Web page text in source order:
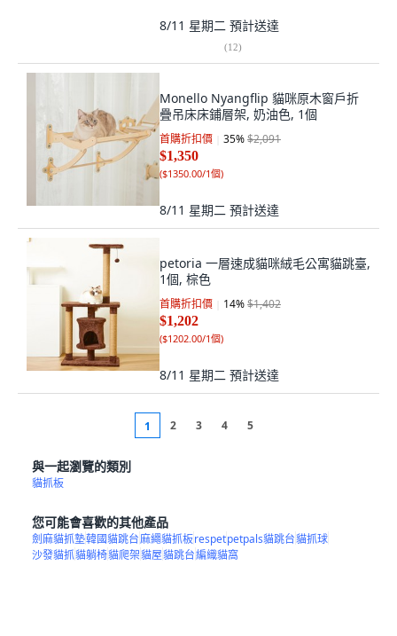
8/11 星期二 預計送達
(12)
Monello Nyangflip 貓咪原木窗戶折
疊吊床床鋪層架, 奶油色, 1個
首購折扣價 35%$2,091
$1,350
($1350.00/1個)
8/11 星期二 預計送達
petoria 一層速成貓咪絨毛公寓貓跳臺,
1個, 棕色
首購折扣價 14%$1,402
$1,202
($1202.00/1個)
8/11 星期二 預計送達
1 2 3 4 5
與一起瀏覽的類別
貓抓板
您可能會喜歡的其他產品
劍麻貓抓墊韓國貓跳台麻繩貓抓板respetpetpals貓跳台貓抓球
沙發貓抓貓躺椅貓爬架貓屋貓跳台編織貓窩